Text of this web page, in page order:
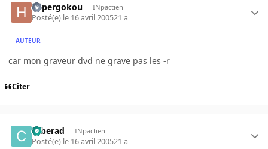
hypergokou INpactien
Posté(e) le 16 avril 200521 a
AUTEUR
car mon graveur dvd ne grave pas les -r
Citer
cyberad INpactien
Posté(e) le 16 avril 200521 a